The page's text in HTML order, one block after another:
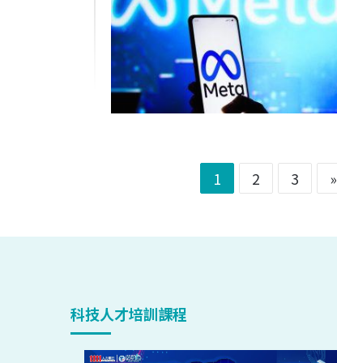
1 2 3 »
科技人才培訓課程